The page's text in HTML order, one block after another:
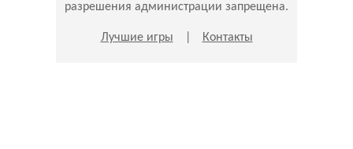
разрешения администрации запрещена.
Лучшие игры Контакты